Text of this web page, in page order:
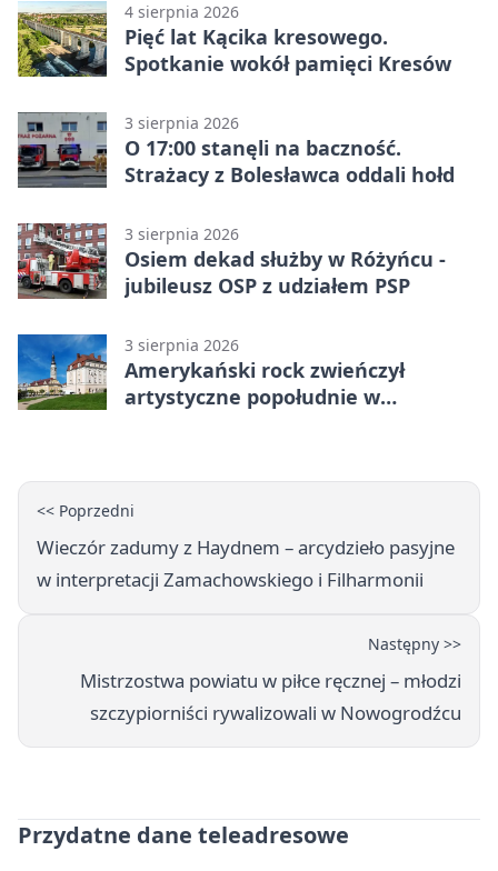
4 sierpnia 2026
Pięć lat Kącika kresowego.
Spotkanie wokół pamięci Kresów
3 sierpnia 2026
O 17:00 stanęli na baczność.
Strażacy z Bolesławca oddali hołd
3 sierpnia 2026
Osiem dekad służby w Różyńcu -
jubileusz OSP z udziałem PSP
3 sierpnia 2026
Amerykański rock zwieńczył
artystyczne popołudnie w
<< Poprzedni
Wieczór zadumy z Haydnem – arcydzieło pasyjne
w interpretacji Zamachowskiego i Filharmonii
Następny >>
Mistrzostwa powiatu w piłce ręcznej – młodzi
szczypiorniści rywalizowali w Nowogrodźcu
Przydatne dane teleadresowe